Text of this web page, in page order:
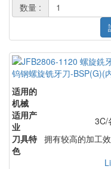
数量 :
钨钢螺旋铣牙刀-BSP(G)(
适用的
机械
适用产
业
3C/
刀具特
色
拥有较高的加工